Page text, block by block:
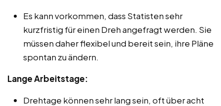
Es kann vorkommen, dass Statisten sehr
kurzfristig für einen Dreh angefragt werden. Sie
müssen daher flexibel und bereit sein, ihre Pläne
spontan zu ändern.
Lange Arbeitstage:
Drehtage können sehr lang sein, oft über acht